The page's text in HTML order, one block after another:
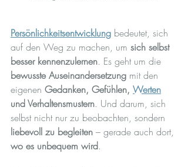
Persönlichkeitsentwicklung bedeutet, sich
auf den Weg zu machen, um sich selbst
besser kennenzulernen. Es geht um die
bewusste Auseinandersetzung mit den
eigenen Gedanken, Gefühlen, Werten
und Verhaltensmustern. Und darum, sich
selbst nicht nur zu beobachten, sondern
liebevoll zu begleiten – gerade auch dort,
wo es unbequem wird.